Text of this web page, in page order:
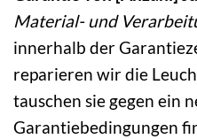
Material- und
innerhalb der
reparieren wir die
tauschen sie gegen ein
Garantiebedingungen